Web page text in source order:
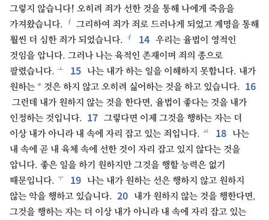
그렇지 않습니다! 오히려 죄가 선한 것을 통해 나에게 죽음을
가져왔습니다. ㅓ 그리하여 죄가 죄로 드러나게 되었고 계명을 통해
훨씬 더 심한 죄가 되었습니다. ㅕ 14 우리는 율법이 영적인
것임을 압니다. 그러나 나는 육적인 존재이며 죄의 종으로
팔렸습니다. ㅗ 15 나는 내가 하는 일을 이해하지 못합니다. 내가
원하는 * 것은 하지 않고 오히려 싫어하는 것을 하고 있습니다. 16
그런데 내가 원하지 않는 것을 한다면, 율법이 좋다는 것을 내가
인정하는 것입니다. 17 그렇다면 이제 그것을 행하는 자는 더
이상 내가 아니라 내 속에 자리 잡고 있는 죄입니다. ㅛ 18 나는
내 속에 곧 내 육체 속에 선한 것이 자리 잡고 있지 않다는 것을
압니다. 좋은 일을 하기 원하지만 그것을 행할 능력은 없기
때문입니다. ㅜ 19 나는 내가 원하는 선은 행하지 않고 원하지
않는 악을 행하고 있습니다. 20
내가 원하지 않는 것을 행한다면,
그것을 행하는 자는 더 이상 내가 아니라 내 속에 자리 잡고 있는